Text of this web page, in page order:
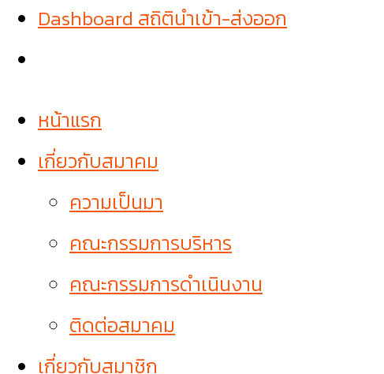
Dashboard สถิตินำเข้า-ส่งออก
หน้าแรก
เกี่ยวกับสมาคม
ความเป็นมา
คณะกรรมการบริหาร
คณะกรรมการดำเนินงาน
ติดต่อสมาคม
เกี่ยวกับสมาชิก